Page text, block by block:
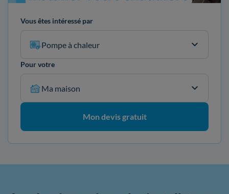
Vous êtes intéressé par
Pompe à chaleur
Pour votre
Ma maison
Mon devis gratuit